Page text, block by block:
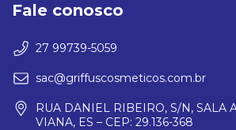
Fale conosco
27 99739-5059
sac@griffuscosmeticos.com.br
RUA DANIEL RIBEIRO, S/N, SALA
VIANA, ES – CEP: 29.136-368